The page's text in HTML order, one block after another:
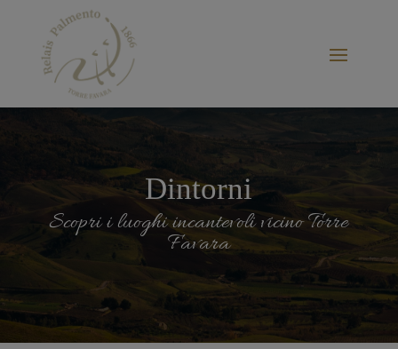
Dintorni
Scopri i luoghi incantevoli vicino Torre
Favara